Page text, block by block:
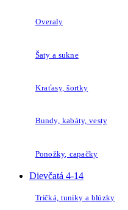
Overaly
Šaty a sukne
Kraťasy, šortky
Bundy, kabáty, vesty
Ponožky, capačky
Dievčatá 4-14
Tričká, tuniky a blúzky